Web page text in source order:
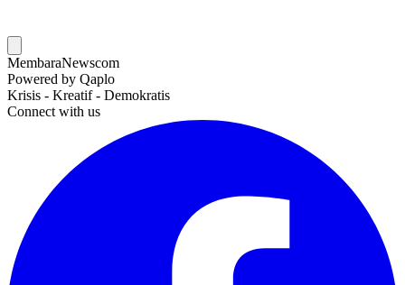
MembaraNewscom
Powered by Qaplo
Krisis - Kreatif - Demokratis
Connect with us